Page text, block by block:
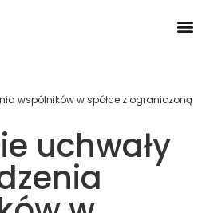
wspólników w spółce z ograniczoną
uchwały